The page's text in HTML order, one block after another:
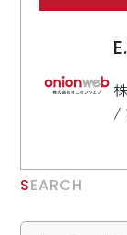
/
SEARCH